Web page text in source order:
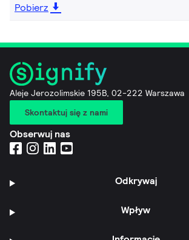
Pobierz
Aleje Jerozolimskie 195B, 02-222 Warszawa
Skontaktuj się z nami
Obserwuj nas
Odkrywaj
Wpływ